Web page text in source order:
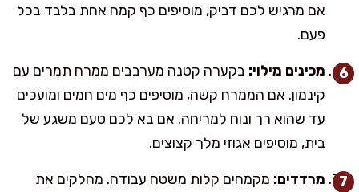
אם מרגיש לכם דביק, מוסיפים כף קמח אחת בלבד בכל
פעם.
מכינים מילוי: בקערה קטנה מערבבים ממרח תמרים עם
קינמון. אם הממרח קשה, מוסיפים כף מים חמים ומועכים
עד שהוא רך ונוח למריחה. אם בא לכם טעם משגע של
בית, מוסיפים אגוזי מלך קצוצים.
מרדדים: מקמחים קלות משטח עבודה. מחלקים את